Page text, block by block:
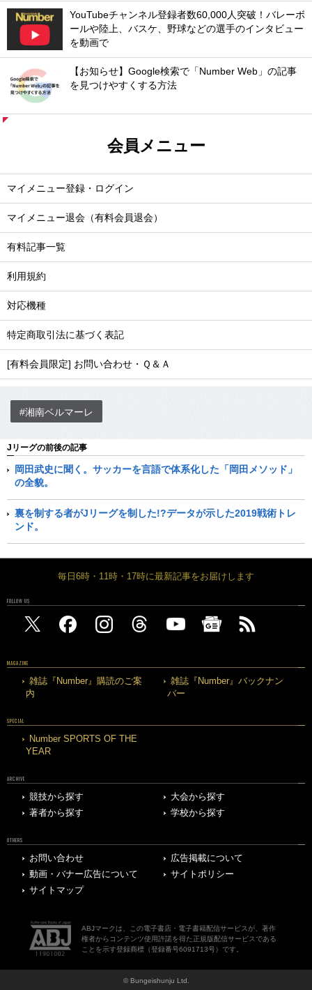
YouTubeチャンネル登録者数60,000人突破！バレーボ
ールや陸上、バスケ、野球などの選手のインタビュー
を動画で
【お知らせ】Google検索で「Number Web」の記事
を見つけやすくする方法
会員メニュー
マイメニュー登録・ログイン
マイメニュー退会（有料会員退会）
有料記事一覧
利用規約
対応機種
特定商取引法に基づく表記
[有料会員限定] お問い合わせ・Ｑ＆Ａ
#湘南ベルマーレ
Jリーグの前後の記事
岡田武史に聞く。サッカーを言語で体系化した「岡田メソッド」
の全貌。
裏を制する者がJリーグを制した!?データが示した2019戦術トレ
ンド。
毎日6時・11時・17時に最新記事をお届けします
FOLLOW US
MAGAZINE
雑誌『Number』購読のご案
内
雑誌『Number』バックナン
バー
SPECIAL
Number SPORTS OF THE
YEAR
ARCHIVE
競技から探す
大会から探す
著者から探す
学校から探す
OTHERS
お問い合わせ
広告掲載について
動画・バナー広告について
サイトポリシー
サイトマップ
ABJマークは、この電子書店・電子書籍配信サービスが、著作
権者からコンテンツ使用許諾を得た正規版配信サービスである
ことを示す登録商標（登録番号6091713号）です。
© Bungeishunju Ltd.